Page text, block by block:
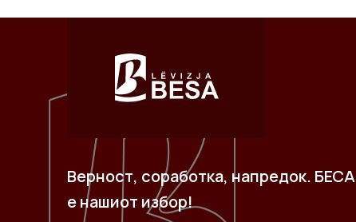
Верност, соработка, напредок. БЕСА
е нашиот избор!